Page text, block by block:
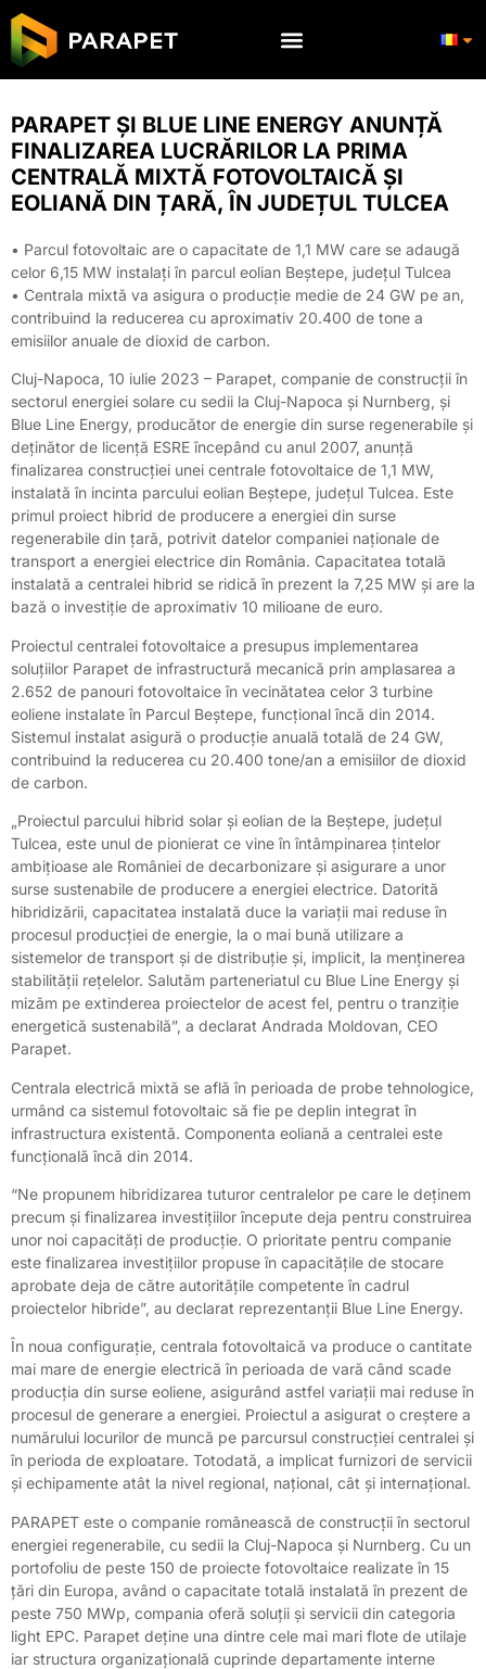
PARAPET ȘI BLUE LINE ENERGY ANUNȚĂ
FINALIZAREA LUCRĂRILOR LA PRIMA
CENTRALĂ MIXTĂ FOTOVOLTAICĂ ȘI
EOLIANĂ DIN ȚARĂ, ÎN JUDEȚUL TULCEA
• Parcul fotovoltaic are o capacitate de 1,1 MW care se adaugă
celor 6,15 MW instalați în parcul eolian Beștepe, județul Tulcea
• Centrala mixtă va asigura o producție medie de 24 GW pe an,
contribuind la reducerea cu aproximativ 20.400 de tone a
emisiilor anuale de dioxid de carbon.
Cluj-Napoca, 10 iulie 2023 – Parapet, companie de construcții în
sectorul energiei solare cu sedii la Cluj-Napoca și Nurnberg, și
Blue Line Energy, producător de energie din surse regenerabile și
deținător de licență ESRE începând cu anul 2007, anunță
finalizarea construcției unei centrale fotovoltaice de 1,1 MW,
instalată în incinta parcului eolian Beștepe, județul Tulcea. Este
primul proiect hibrid de producere a energiei din surse
regenerabile din țară, potrivit datelor companiei naționale de
transport a energiei electrice din România. Capacitatea totală
instalată a centralei hibrid se ridică în prezent la 7,25 MW și are la
bază o investiție de aproximativ 10 milioane de euro.
Proiectul centralei fotovoltaice a presupus implementarea
soluțiilor Parapet de infrastructură mecanică prin amplasarea a
2.652 de panouri fotovoltaice în vecinătatea celor 3 turbine
eoliene instalate în Parcul Beștepe, funcțional încă din 2014.
Sistemul instalat asigură o producție anuală totală de 24 GW,
contribuind la reducerea cu 20.400 tone/an a emisiilor de dioxid
de carbon.
„Proiectul parcului hibrid solar și eolian de la Beștepe, județul
Tulcea, este unul de pionierat ce vine în întâmpinarea țintelor
ambițioase ale României de decarbonizare și asigurare a unor
surse sustenabile de producere a energiei electrice. Datorită
hibridizării, capacitatea instalată duce la variații mai reduse în
procesul producției de energie, la o mai bună utilizare a
sistemelor de transport și de distribuție și, implicit, la menținerea
stabilității rețelelor. Salutăm parteneriatul cu Blue Line Energy și
mizăm pe extinderea proiectelor de acest fel, pentru o tranziție
energetică sustenabilă”, a declarat Andrada Moldovan, CEO
Parapet.
Centrala electrică mixtă se află în perioada de probe tehnologice,
urmând ca sistemul fotovoltaic să fie pe deplin integrat în
infrastructura existentă. Componenta eoliană a centralei este
funcțională încă din 2014.
“Ne propunem hibridizarea tuturor centralelor pe care le deținem
precum și finalizarea investițiilor începute deja pentru construirea
unor noi capacități de producție. O prioritate pentru companie
este finalizarea investițiilor propuse în capacitățile de stocare
aprobate deja de către autoritățile competente în cadrul
proiectelor hibride”, au declarat reprezentanții Blue Line Energy.
În noua configurație, centrala fotovoltaică va produce o cantitate
mai mare de energie electrică în perioada de vară când scade
producția din surse eoliene, asigurând astfel variații mai reduse în
procesul de generare a energiei. Proiectul a asigurat o creștere a
numărului locurilor de muncă pe parcursul construcției centralei și
în perioda de exploatare. Totodată, a implicat furnizori de servicii
și echipamente atât la nivel regional, național, cât și internațional.
PARAPET este o companie românească de construcții în sectorul
energiei regenerabile, cu sedii la Cluj-Napoca și Nurnberg. Cu un
portofoliu de peste 150 de proiecte fotovoltaice realizate în 15
țări din Europa, având o capacitate totală instalată în prezent de
peste 750 MWp, compania oferă soluții și servicii din categoria
light EPC. Parapet deține una dintre cele mai mari flote de utilaje
iar structura organizațională cuprinde departamente interne